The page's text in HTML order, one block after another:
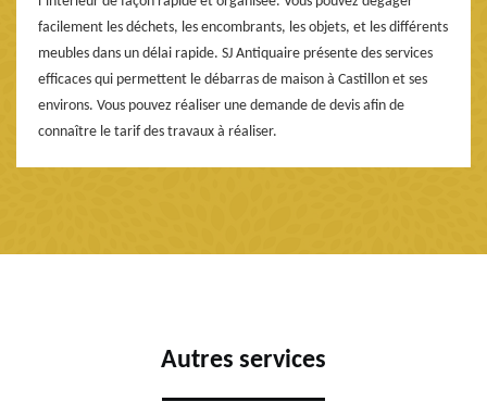
facilement les déchets, les encombrants, les objets, et les différents
meubles dans un délai rapide. SJ Antiquaire présente des services
efficaces qui permettent le débarras de maison à Castillon et ses
environs. Vous pouvez réaliser une demande de devis afin de
connaître le tarif des travaux à réaliser.
Autres services